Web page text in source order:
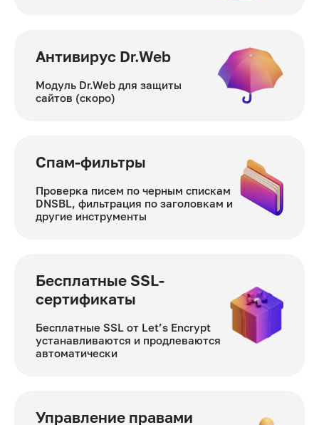
Антивирус Dr.Web
Модуль Dr.Web для защиты
сайтов (скоро)
Спам-фильтры
Проверка писем по черным спискам
DNSBL, фильтрация по заголовкам и
другие инструменты
Бесплатные SSL-
сертификаты
Бесплатные SSL от Let’s Encrypt
устанавливаются и продлеваются
автоматически
Управление правами